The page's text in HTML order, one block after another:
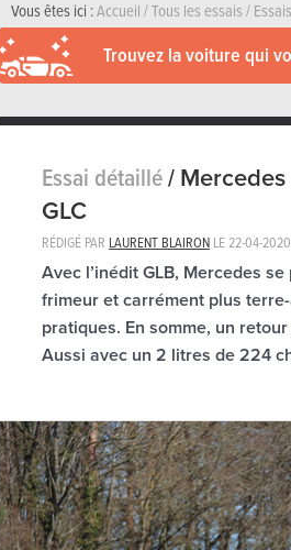
Vous êtes ici :Accueil/Tous les essais/
Trouvez la voiture qui
Essai détaillé/
GLC
RÉDIGÉ PAR LAURENT BLAIRON LE22-04-2020
Avec l’inédit GLB, Mercedes
frimeur et carrément plus
pratiques. En somme, un
Aussi avec un 2 litres de 224